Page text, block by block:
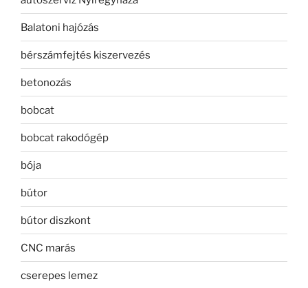
Balatoni hajózás
bérszámfejtés kiszervezés
betonozás
bobcat
bobcat rakodógép
bója
bútor
bútor diszkont
CNC marás
cserepes lemez